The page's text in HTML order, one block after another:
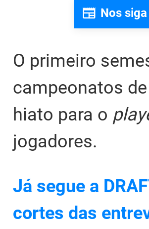
Nos
O primeiro
campeonatos de
hiato para o
jogadores.
Já segue a
cortes das